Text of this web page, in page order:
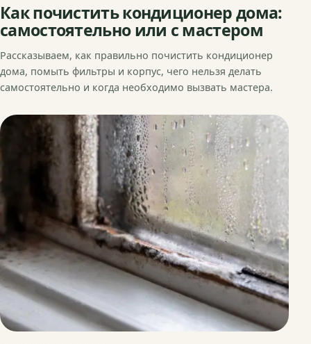
Как почистить кондиционер дома:
самостоятельно или с мастером
Рассказываем, как правильно почистить кондиционер
дома, помыть фильтры и корпус, чего нельзя делать
самостоятельно и когда необходимо вызвать мастера.